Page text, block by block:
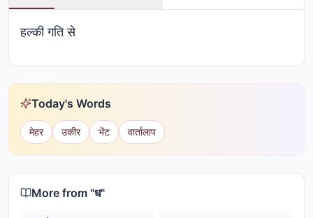
हल्की गति से
Today's Words
मेहर उकीर भेंट वार्तालाप
More from "ध"